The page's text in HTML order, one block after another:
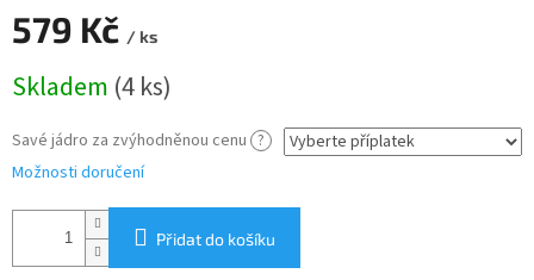
579 Kč / ks
cena:
Skladem (4 ks)
Savé jádro za zvýhodněnou cenu ?
Možnosti doručení
Přidat do košíku